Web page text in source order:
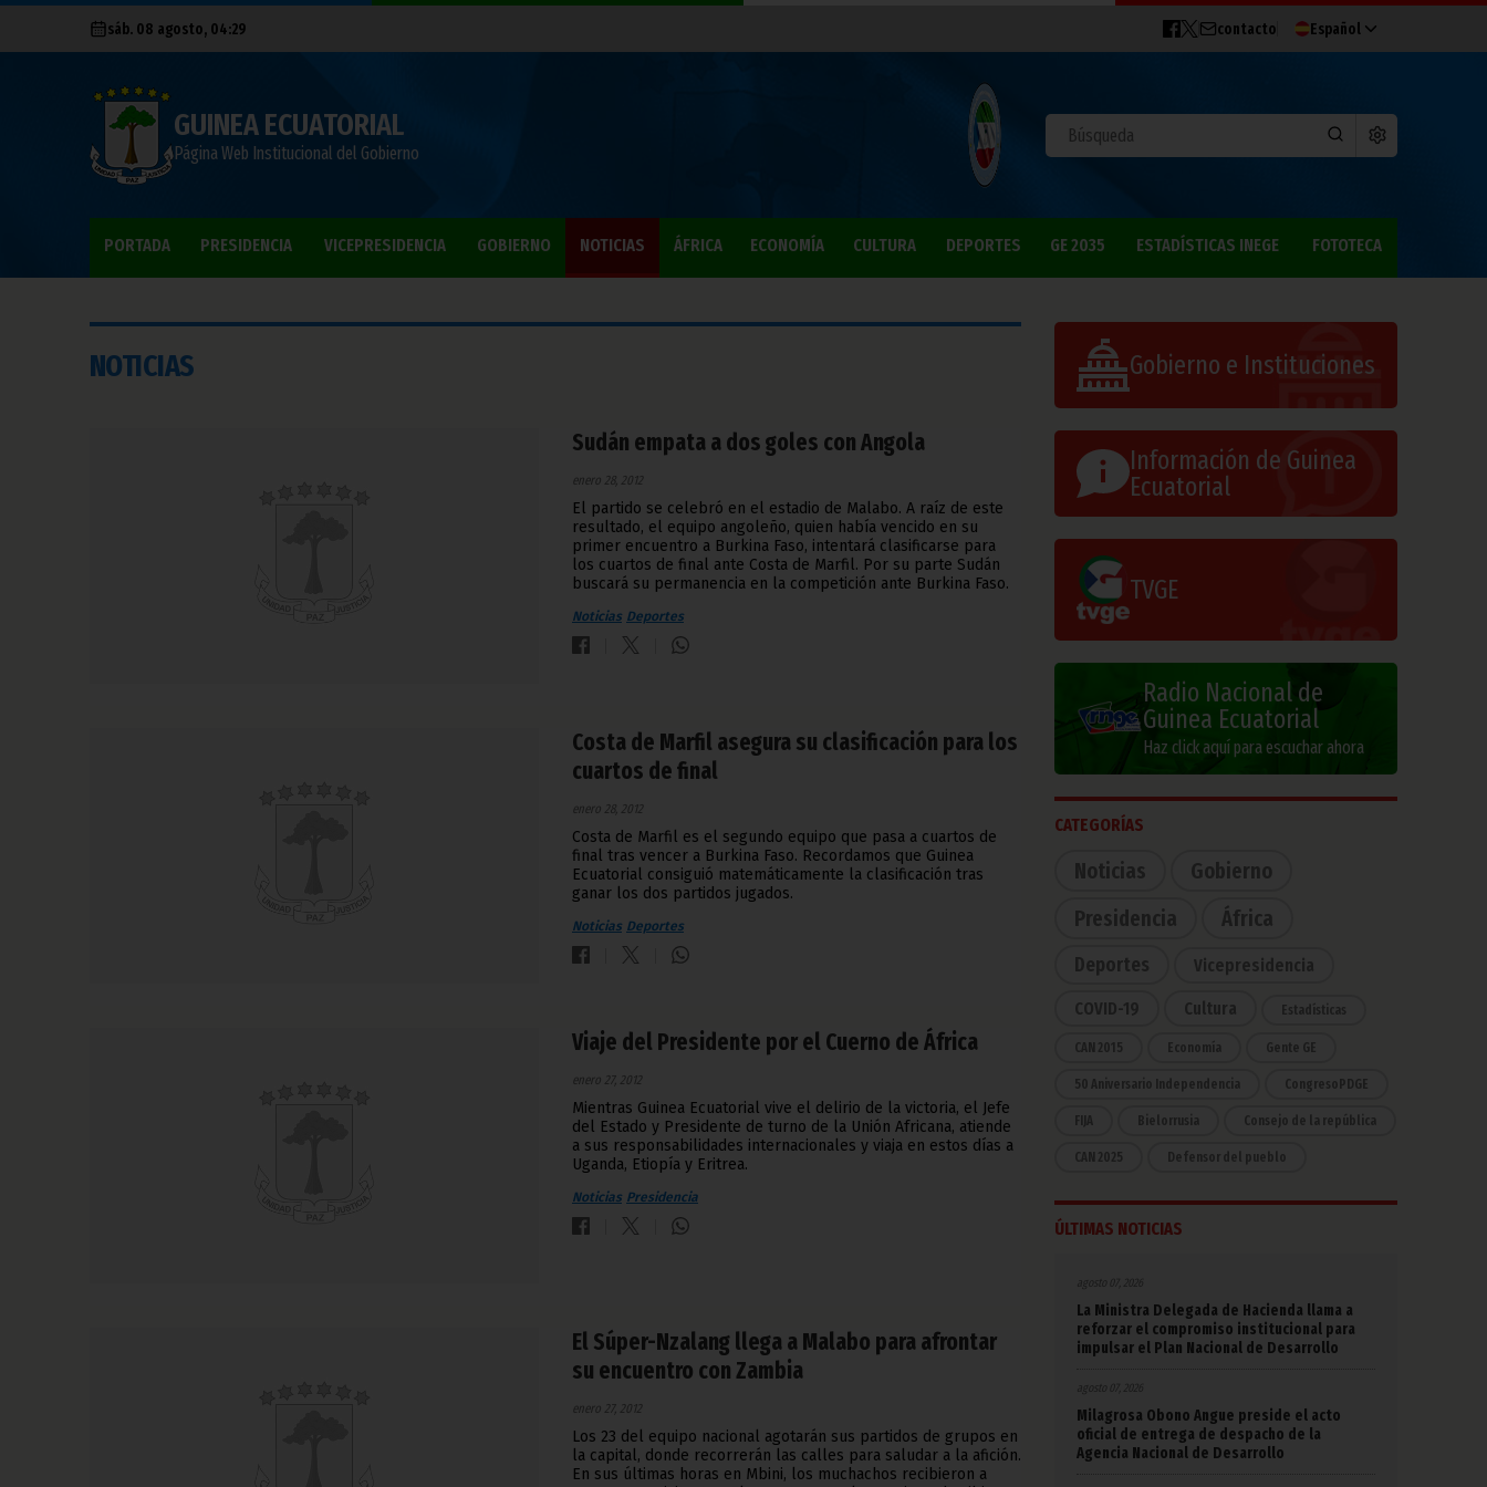
sáb. 08 agosto, 04:29 contacto Español
GUINEA ECUATORIAL
Página Web Institucional del Gobierno
PORTADA PRESIDENCIA VICEPRESIDENCIA GOBIERNO NOTICIAS ÁFRICA ECONOMÍA CULTURA DEPORTES GE 2035 ESTADÍSTICAS INEGE FOTOTECA
NOTICIAS
Sudán empata a dos goles con Angola
enero 28, 2012
El partido se celebró en el estadio de Malabo. A raíz de este
resultado, el equipo angoleño, quien había vencido en su
primer encuentro a Burkina Faso, intentará clasificarse para
los cuartos de final ante Costa de Marfil. Por su parte Sudán
buscará su permanencia en la competición ante Burkina Faso.
Noticias Deportes
Costa de Marfil asegura su clasificación para los
cuartos de final
enero 28, 2012
Costa de Marfil es el segundo equipo que pasa a cuartos de
final tras vencer a Burkina Faso. Recordamos que Guinea
Ecuatorial consiguió matemáticamente la clasificación tras
ganar los dos partidos jugados.
Noticias Deportes
Viaje del Presidente por el Cuerno de África
enero 27, 2012
Mientras Guinea Ecuatorial vive el delirio de la victoria, el Jefe
del Estado y Presidente de turno de la Unión Africana, atiende
a sus responsabilidades internacionales y viaja en estos días a
Uganda, Etiopía y Eritrea.
Noticias Presidencia
El Súper-Nzalang llega a Malabo para afrontar
su encuentro con Zambia
enero 27, 2012
Los 23 del equipo nacional agotarán sus partidos de grupos en
la capital, donde recorrerán las calles para saludar a la afición.
En sus últimas horas en Mbini, los muchachos recibieron a
Gobierno e Instituciones
Información de Guinea
Ecuatorial
TVGE
Radio Nacional de
Guinea Ecuatorial
Haz click aquí para escuchar ahora
CATEGORÍAS
Noticias
Gobierno
Presidencia
África
Deportes Vicepresidencia
COVID-19 Cultura Estadísticas
CAN 2015 Economía Gente GE
50 Aniversario Independencia CongresoPDGE
FIJA Bielorrusia Consejo de la república
CAN 2025 Defensor del pueblo
ÚLTIMAS NOTICIAS
agosto 07, 2026
La Ministra Delegada de Hacienda llama a
reforzar el compromiso institucional para
impulsar el Plan Nacional de Desarrollo
agosto 07, 2026
Milagrosa Obono Angue preside el acto
oficial de entrega de despacho de la
Agencia Nacional de Desarrollo